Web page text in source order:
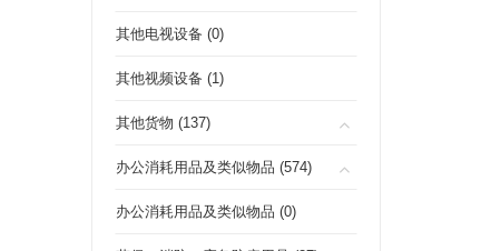
其他电视设备 (0)
其他视频设备 (1)
其他货物 (137)
办公消耗用品及类似物品 (574)
办公消耗用品及类似物品 (0)